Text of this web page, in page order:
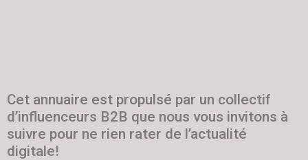
Cet annuaire est propulsé par un collectif
d’influenceurs B2B que nous vous invitons à
suivre pour ne rien rater de l’actualité
digitale!